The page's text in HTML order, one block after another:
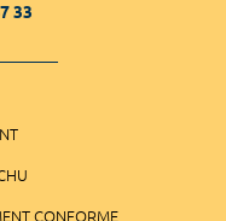
33
CONFORME